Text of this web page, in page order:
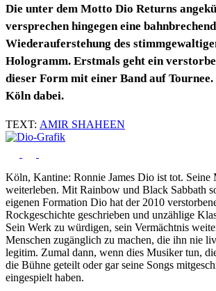
Die unter dem Motto Dio Returns
versprechen hingegen eine
Wiederauferstehung des
Hologramm. Erstmals geht ein
dieser Form mit einer Band auf
Köln dabei.
TEXT: AMIR SHAHEEN
Köln, Kantine: Ronnie James Dio ist tot. Seine
weiterleben. Mit Rainbow und Black Sabbath
eigenen Formation Dio hat der 2010
Rockgeschichte geschrieben und unzählige
Sein Werk zu würdigen, sein Vermächtnis
Menschen zugänglich zu machen, die ihn nie
legitim. Zumal dann, wenn dies Musiker tun,
die Bühne geteilt oder gar seine Songs
eingespielt haben.